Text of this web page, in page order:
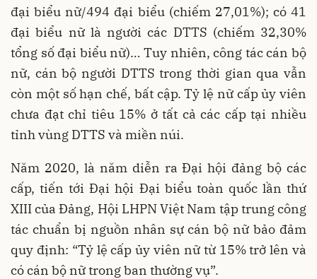
đại biểu nữ/494 đại biểu (chiếm 27,01%); có 41
đại biểu nữ là người các DTTS (chiếm 32,30%
tổng số đại biểu nữ)… Tuy nhiên, công tác cán bộ
nữ, cán bộ người DTTS trong thời gian qua vẫn
còn một số hạn chế, bất cập. Tỷ lệ nữ cấp ủy viên
chưa đạt chỉ tiêu 15% ở tất cả các cấp tại nhiều
tỉnh vùng DTTS và miền núi.
Năm 2020, là năm diễn ra Đại hội đảng bộ các
cấp, tiến tới Đại hội Đại biểu toàn quốc lần thứ
XIII của Đảng, Hội LHPN Việt Nam tập trung công
tác chuẩn bị nguồn nhân sự cán bộ nữ bảo đảm
quy định: “Tỷ lệ cấp ủy viên nữ từ 15% trở lên và
có cán bộ nữ trong ban thường vụ”.